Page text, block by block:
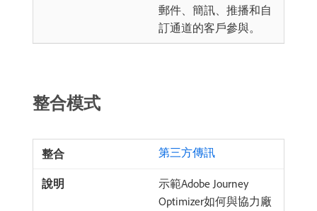
郵件、簡訊、推播和自
訂通道的客戶參與。
整合模式
第三方傳訊
示範Adobe Journey
Optimizer如何與協力廠